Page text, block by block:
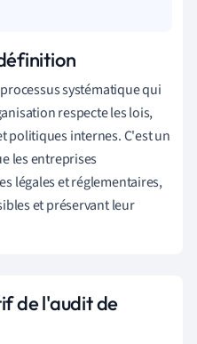
systématique qui
respecte les lois,
politiques internes. C'est un
les entreprises
légales et réglementaires,
et préservant leur
de l'audit de